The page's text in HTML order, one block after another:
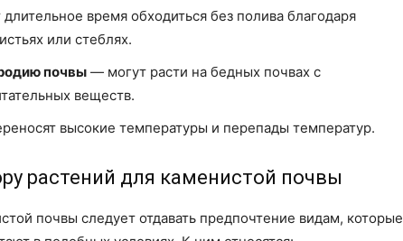
время обходиться без полива благодаря
или стеблях.
почвы — могут расти на бедных почвах с
веществ.
высокие температуры и перепады температур.
растений для каменистой почвы
почвы следует отдавать предпочтение видам, которые